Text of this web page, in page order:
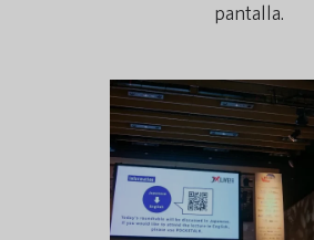
pantalla.